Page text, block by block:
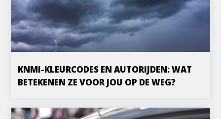
KNMI-KLEURCODES EN AUTORIJDEN: WAT
BETEKENEN ZE VOOR JOU OP DE WEG?